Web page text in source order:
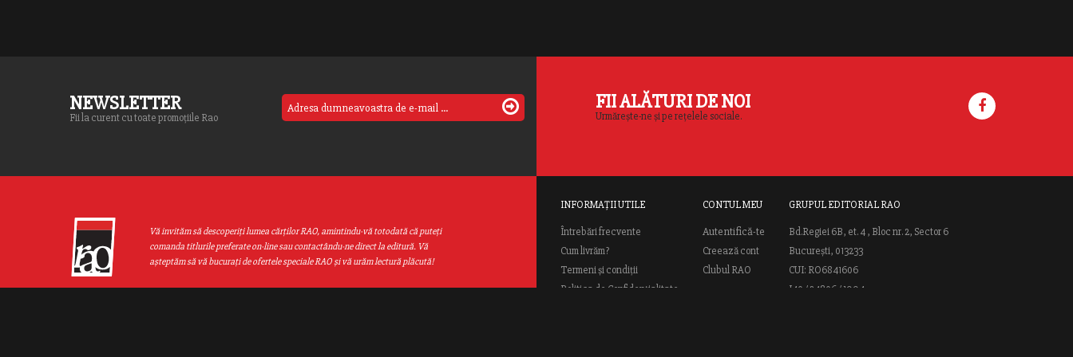
NEWSLETTER
Fii la curent cu toate promoțiile Rao
FII ALĂTURI DE NOI
Urmărește-ne și pe rețelele sociale.
Vă invităm să descoperiţi lumea cărţilor RAO, amintindu-vă totodată că puteţi
comanda titlurile preferate on-line sau contactându-ne direct la editură. Vă
aşteptăm să vă bucuraţi de ofertele speciale RAO şi vă urăm lectură plăcută!
INFORMAȚII UTILE
Întrebări frecvente
Cum livrăm?
Termeni și condiții
Politica de Confidențialitate
CONTUL MEU
Autentifică-te
Creează cont
Clubul RAO
GRUPUL EDITORIAL RAO
Bd.Regiei 6B, et. 4 , Bloc nr. 2, Sector 6
București, 013233
CUI: RO6841606
J40 / 24806 / 1994